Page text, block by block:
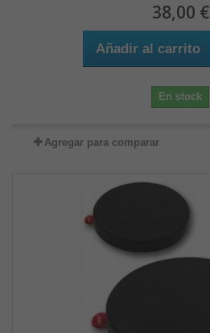
38,00 €
Añadir al carrito
En stock
Agregar para comparar